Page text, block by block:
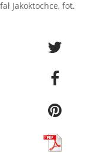
Jakoktochce, fot.